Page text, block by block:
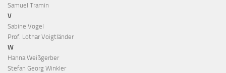
Samuel Tramin
V
Sabine Vogel
Prof. Lothar Voigtländer
W
Hanna Weißgerber
Stefan Georg Winkler